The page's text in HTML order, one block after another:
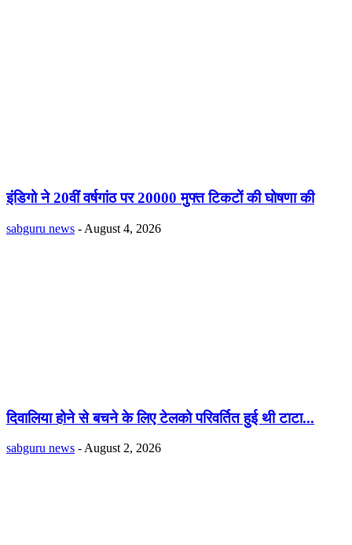
इंडिगो ने 20वीं वर्षगांठ पर 20000 मुफ्त टिकटों की घोषणा की
sabguru news - August 4, 2026
दिवालिया होने से बचने के लिए टेलको परिवर्तित हुई थी टाटा...
sabguru news - August 2, 2026